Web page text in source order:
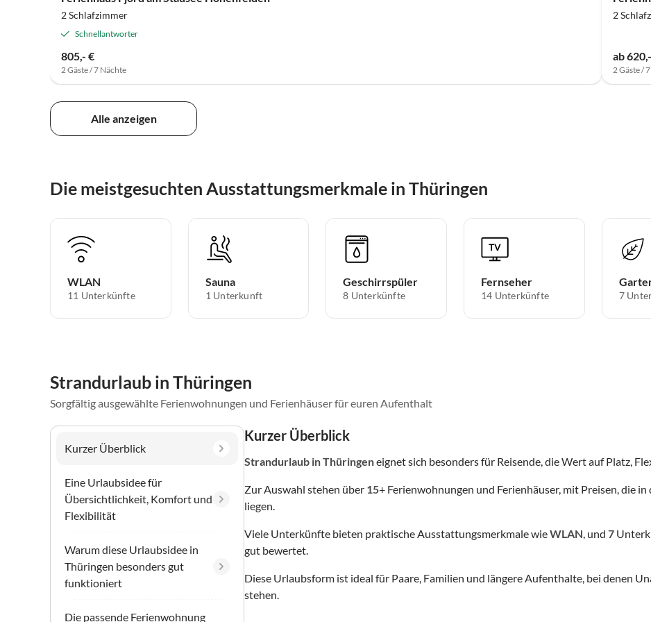
2 Schlafzimmer
Schnellantworter
805,- €
2 Gäste / 7 Nächte
2
ab
2 Gäste /
Alle anzeigen
Die meistgesuchten Ausstattungsmerkmale in Thüringen
WLAN
11 Unterkünfte
Sauna
1 Unterkunft
Geschirrspüler
8 Unterkünfte
Fernseher
14 Unterkünfte 7
Strandurlaub in Thüringen
Sorgfältig ausgewählte Ferienwohnungen und Ferienhäuser für euren Aufenthalt
Kurzer Überblick
Eine Urlaubsidee für
Übersichtlichkeit, Komfort und
Flexibilität
Warum diese Urlaubsidee in
Thüringen besonders gut
funktioniert
Die passende Ferienwohnung
Kurzer Überblick
Strandurlaub in Thüringeneignet sich besonders für Reisende, die Wert auf Platz,
Zur Auswahl stehen über 15+ Ferienwohnungen und Ferienhäuser, mit Preisen, die in
liegen.
Viele Unterkünfte bieten praktische Ausstattungsmerkmale wieWLAN, und 7
gut bewertet.
Diese Urlaubsform ist ideal für Paare, Familien und längere Aufenthalte, bei denen
stehen.